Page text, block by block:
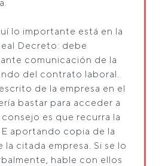
lo importante está en la
Decreto: debe
comunicación de la
del contrato laboral.
de la empresa en el
bastar para acceder a
es que recurra la
aportando copia de la
citada empresa. Si se lo
hable con ellos